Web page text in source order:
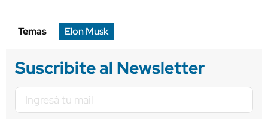
Temas Elon Musk
Suscribite al Newsletter